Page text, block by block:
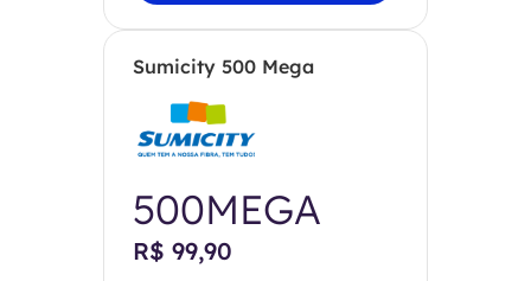
Sumicity 500 Mega
500MEGA
R$ 99,90